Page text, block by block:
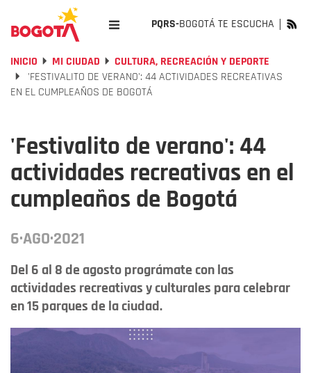
PQRS-BOGOTÁ TE ESCUCHA
INICIO MI CIUDAD
CULTURA, RECREACIÓN Y DEPORTE
'FESTIVALITO DE VERANO': 44 ACTIVIDADES RECREATIVAS
EN EL CUMPLEAÑOS DE BOGOTÁ
'Festivalito de verano': 44
actividades recreativas en el
cumpleaños de Bogotá
6·AGO·2021
Del 6 al 8 de agosto prográmate con las
actividades recreativas y culturales para celebrar
en 15 parques de la ciudad.